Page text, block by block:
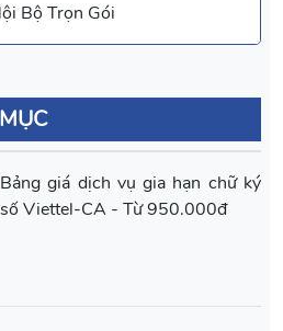
Bộ Trọn Gói
Bảng giá dịch vụ gia hạn chữ ký
số Viettel-CA - Từ 950.000đ